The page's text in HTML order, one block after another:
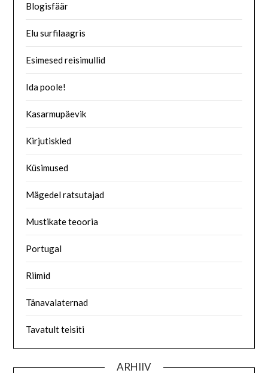
Blogisfäär
Elu surfilaagris
Esimesed reisimullid
Ida poole!
Kasarmupäevik
Kirjutiskled
Küsimused
Mägedel ratsutajad
Mustikate teooria
Portugal
Riimid
Tänavalaternad
Tavatult teisiti
ARHIIV